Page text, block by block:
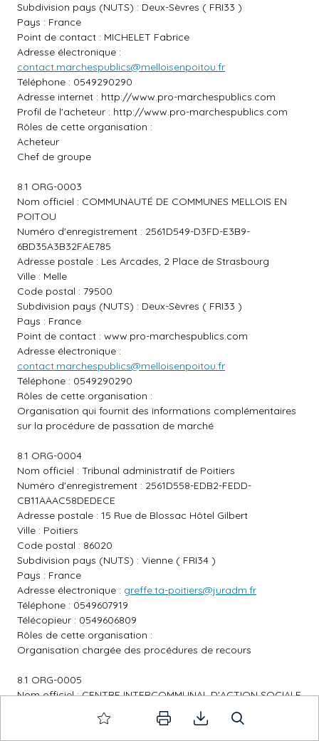
Subdivision pays (NUTS) : Deux-Sèvres ( FRI33 )
Pays : France
Point de contact : MICHELET Fabrice
Adresse électronique :
contact.marchespublics@melloisenpoitou.fr
Téléphone : 0549290290
Adresse internet : http://www.pro-marchespublics.com
Profil de l'acheteur : http://www.pro-marchespublics.com
Rôles de cette organisation :
Acheteur
Chef de groupe
8.1 ORG-0003
Nom officiel : COMMUNAUTÉ DE COMMUNES MELLOIS EN
POITOU
Numéro d'enregistrement : 2561D549-D3FD-E3B9-
6BD35A3B32FAE785
Adresse postale : Les Arcades, 2 Place de Strasbourg
Ville : Melle
Code postal : 79500
Subdivision pays (NUTS) : Deux-Sèvres ( FRI33 )
Pays : France
Point de contact : www.pro-marchespublics.com
Adresse électronique :
contact.marchespublics@melloisenpoitou.fr
Téléphone : 0549290290
Rôles de cette organisation :
Organisation qui fournit des informations complémentaires
sur la procédure de passation de marché
8.1 ORG-0004
Nom officiel : Tribunal administratif de Poitiers
Numéro d'enregistrement : 2561D558-EDB2-FEDD-
CB11AAAC58DEDECE
Adresse postale : 15 Rue de Blossac Hôtel Gilbert
Ville : Poitiers
Code postal : 86020
Subdivision pays (NUTS) : Vienne ( FRI34 )
Pays : France
Adresse électronique : greffe.ta-poitiers@juradm.fr
Téléphone : 0549607919
Télécopieur : 0549606809
Rôles de cette organisation :
Organisation chargée des procédures de recours
8.1 ORG-0005
Nom officiel : CENTRE INTERCOMMUNAL D'ACTION SOCIALE
MELLOIS EN POITOU
Numéro d'enregistrement : 2561D569-F10B-9406-